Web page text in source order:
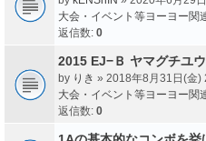
大会・イベント等ヨーヨー関
返信数: 0
2015 EJ−Ｂ ヤマグチユ
by りき » 2018年8月31日(金)
大会・イベント等ヨーヨー関
返信数: 0